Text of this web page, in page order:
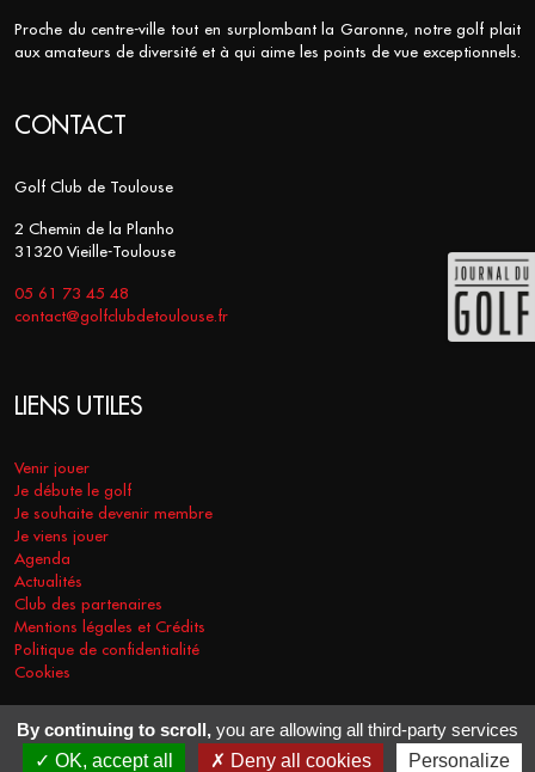
Proche du centre-ville tout en surplombant la Garonne, notre golf plait
aux amateurs de diversité et à qui aime les points de vue exceptionnels.
CONTACT
Golf Club de Toulouse
2 Chemin de la Planho
31320 Vieille-Toulouse
05 61 73 45 48
contact@golfclubdetoulouse.fr
LIENS UTILES
Venir jouer
Je débute le golf
Je souhaite devenir membre
Je viens jouer
Agenda
Actualités
Club des partenaires
Mentions légales et Crédits
Politique de confidentialité
Cookies
COPYRIGHT © 2026 - GOLF CLUB DE TOULOUSE. TOUS DROITS
RÉSERVÉS.
RÉALISATION VT-DESIGN 2021
By continuing to scroll, you are allowing all third-party services
OK, accept all
Deny all cookies Personalize